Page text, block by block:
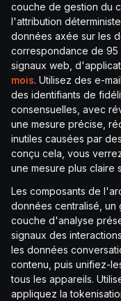
couche de gestion du
l'attribution
données axée sur les
correspondance de 95
signaux web,
mois. Utilisez des e-
des identifiants de
consensuelles, avec
une mesure précise,
inutiles causées par
conçu cela, vous
une mesure plus claire
Les composants de
données centralisé,
couche d'analyse
signaux des
les données
contenu, puis unifiez-
tous les appareils.
appliquez la